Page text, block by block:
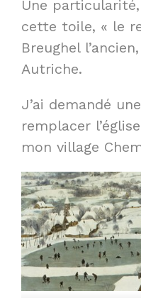
Une
cette toile, « le
Breughel
Autriche.
J’ai demandé
remplacer
mon village